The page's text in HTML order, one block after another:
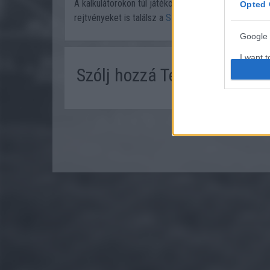
Opted
Google
I want
web
I want
web or
A kalkulátorokon túl játékos feladványokat,
rejtvényeket is találsz a SzámoldKi.hu oldalán IDE
Szólj hozzá Te is!